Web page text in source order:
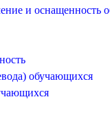
и оснащенность
обучающихся